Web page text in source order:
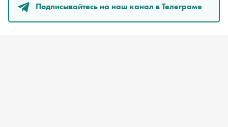
Подписывайтесь на наш канал в Телеграме